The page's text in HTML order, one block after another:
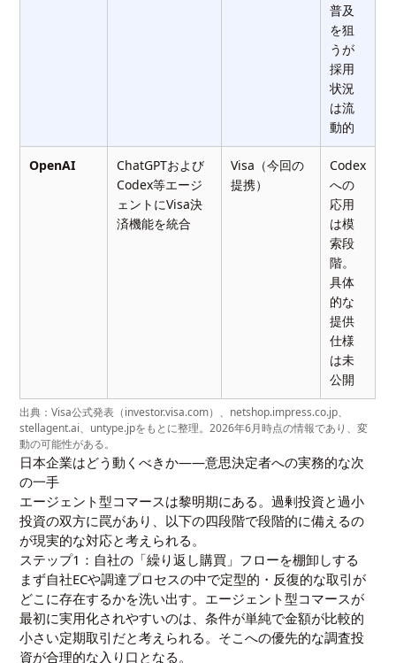
普及
を狙
うが
採用
状況
は流
動的
OpenAI
ChatGPTおよび
Codex等エージ
ェントにVisa決
済機能を統合
Visa（今回の
提携）
Codex
への
応用
は模
索段
階。
具体
的な
提供
仕様
は未
公開
出典：Visa公式発表（investor.visa.com）、netshop.impress.co.jp、
stellagent.ai、untype.jpをもとに整理。2026年6月時点の情報であり、変
動の可能性がある。
日本企業はどう動くべきか——意思決定者への実務的な次
の一手
エージェント型コマースは黎明期にある。過剰投資と過小
投資の双方に罠があり、以下の四段階で段階的に備えるの
が現実的な対応と考えられる。
ステップ1：自社の「繰り返し購買」フローを棚卸しする
まず自社ECや調達プロセスの中で定型的・反復的な取引が
どこに存在するかを洗い出す。エージェント型コマースが
最初に実用化されやすいのは、条件が単純で金額が比較的
小さい定期取引だと考えられる。そこへの優先的な調査投
資が合理的な入り口となる。